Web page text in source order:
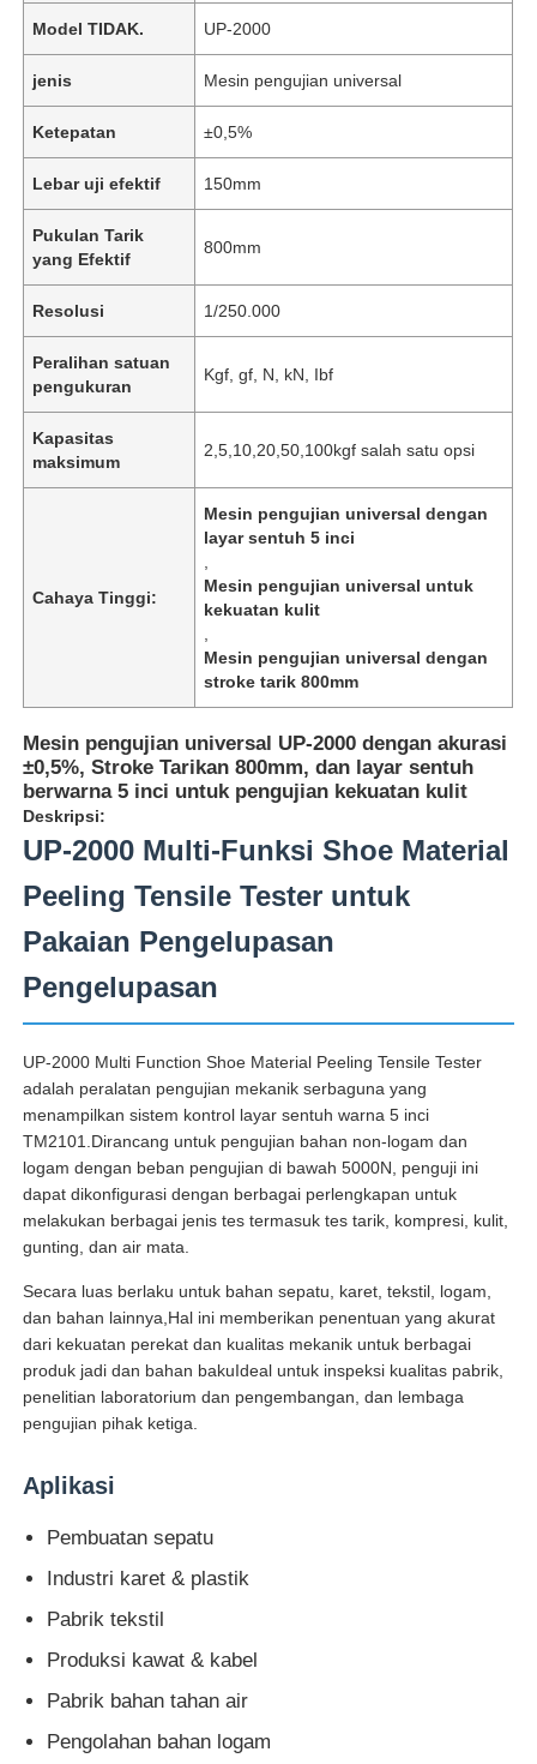
Rumah
Produk
Tentang kita
Wisata pabrik
Kontrol kualitas
Mesin pengujian universal
Model TIDAK. UP-2000
jenis Mesin pengujian universal
Ketepatan ±0,5%
Lebar uji efektif 150mm
Pukulan Tarik
yang Efektif
800mm
Resolusi 1/250.000
Peralihan satuan
pengukuran
Kgf, gf, N, kN, Ibf
Kapasitas
maksimum
2,5,10,20,50,100kgf salah satu opsi
Cahaya Tinggi:
Mesin pengujian universal dengan
layar sentuh 5 inci
Mesin pengujian universal untuk
kekuatan kulit
Mesin pengujian universal dengan
stroke tarik 800mm
Mesin pengujian universal UP-2000 dengan akurasi
±0,5%, Stroke Tarikan 800mm, dan layar sentuh
berwarna 5 inci untuk pengujian kekuatan kulit
Deskripsi:
UP-2000 Multi-Funksi Shoe Material
Peeling Tensile Tester untuk
Pakaian Pengelupasan
Pengelupasan
UP-2000 Multi Function Shoe Material Peeling Tensile Tester
adalah peralatan pengujian mekanik serbaguna yang
menampilkan sistem kontrol layar sentuh warna 5 inci
TM2101.Dirancang untuk pengujian bahan non-logam dan
logam dengan beban pengujian di bawah 5000N, penguji ini
dapat dikonfigurasi dengan berbagai perlengkapan untuk
melakukan berbagai jenis tes termasuk tes tarik, kompresi, kulit,
gunting, dan air mata.
Secara luas berlaku untuk bahan sepatu, karet, tekstil, logam,
dan bahan lainnya,Hal ini memberikan penentuan yang akurat
dari kekuatan perekat dan kualitas mekanik untuk berbagai
produk jadi dan bahan bakuIdeal untuk inspeksi kualitas pabrik,
penelitian laboratorium dan pengembangan, dan lembaga
pengujian pihak ketiga.
Aplikasi
Pembuatan sepatu
Industri karet & plastik
Pabrik tekstil
Produksi kawat & kabel
Pabrik bahan tahan air
Pengolahan bahan logam